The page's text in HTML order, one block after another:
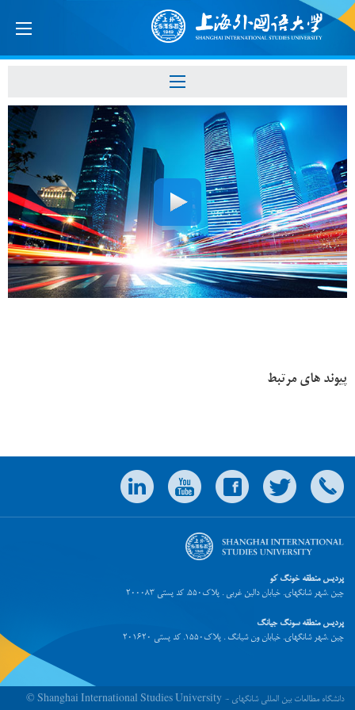
پیوند های مرتبط
پردیس منطقه خونگ کو
چین .شهر شانگهای. خیابان دالین غربی . پلاک550. کد پستی 200083
پردیس منطقه سونگ جیانگ
چین .شهر شانگهای. خیابان ون شیانگ . پلاک1550. کد پستی 201620
© Shanghai International Studies University - دانشگاه مطالعات بین المللی شانگهای